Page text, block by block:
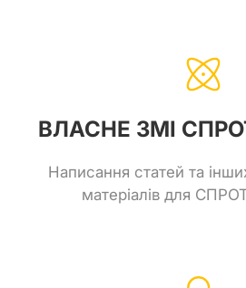
ВЛАСНЕ ЗМІ
Написання статей та
матеріалів для